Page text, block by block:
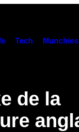
Tech Munchies
de la